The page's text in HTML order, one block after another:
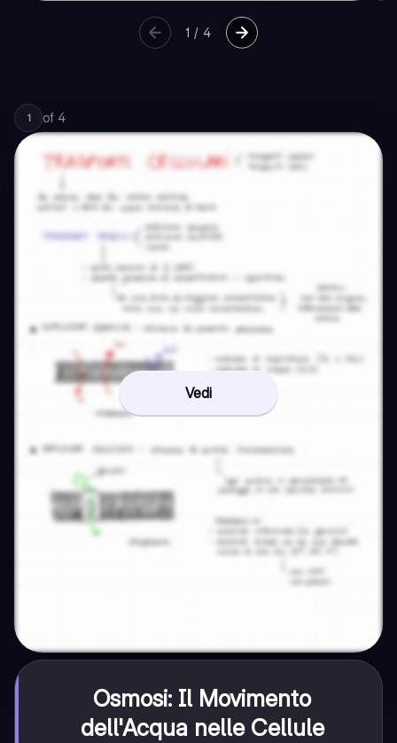
1 /4
1 of 4
Vedi
Osmosi: Il Movimento
dell'Acqua nelle Cellule